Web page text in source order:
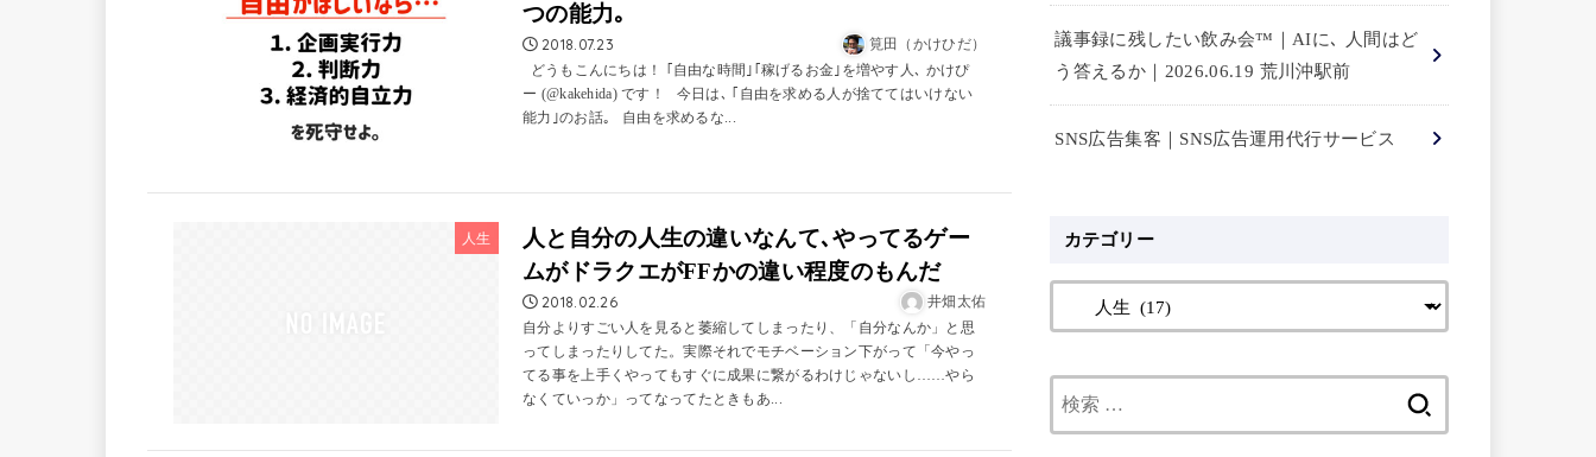
つの能力｡
2018.07.23 筧田（かけひだ）
どうもこんにちは！ ｢自由な時間｣｢稼げるお金｣を増やす人､ かけぴ
ー (@kakehida) です！ 今日は､ ｢自由を求める人が捨ててはいけない
能力｣のお話｡ 自由を求めるな...
人生
人と自分の人生の違いなんて､やってるゲー
ムがドラクエがFFかの違い程度のもんだ
2018.02.26 井畑太佑
自分よりすごい人を見ると萎縮してしまったり、「自分なんか」と思
ってしまったりしてた。実際それでモチベーション下がって「今やっ
てる事を上手くやってもすぐに成果に繋がるわけじゃないし……やら
なくていっか」ってなってたときもあ...
議事録に残したい飲み会™｜AIに､ 人間はど
う答えるか｜2026.06.19 荒川沖駅前
SNS広告集客｜SNS広告運用代行サービス
カテゴリー